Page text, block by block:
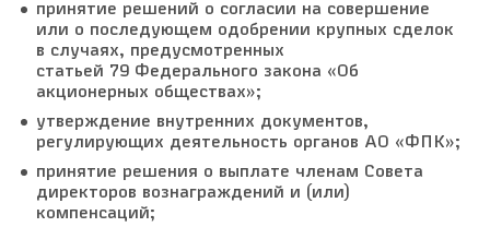
принятие решений о согласии на совершение
или о последующем одобрении крупных сделок
в случаях, предусмотренных
статьей 79 Федерального закона «Об
акционерных обществах»;
утверждение внутренних документов,
регулирующих деятельность органов АО «ФПК»;
принятие решения о выплате членам Совета
директоров вознаграждений и (или)
компенсаций;